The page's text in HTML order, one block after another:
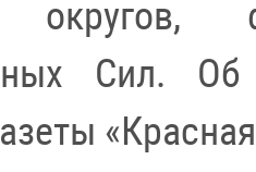
округов,
Сил.